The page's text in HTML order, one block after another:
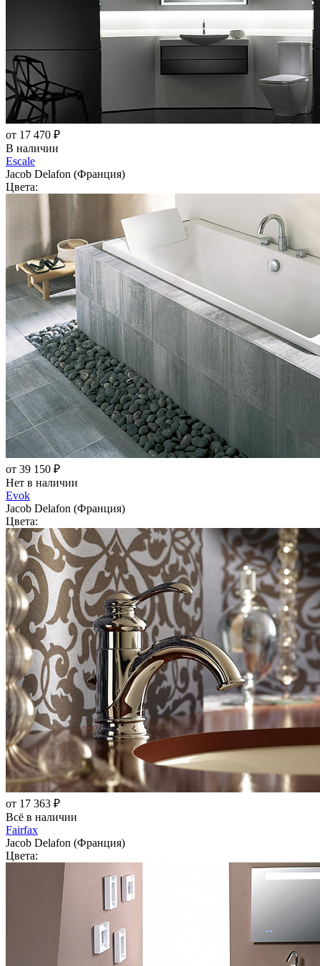
от 17 470 ₽
В наличии
Escale
Jacob Delafon (Франция)
Цвета:
от 39 150 ₽
Нет в наличии
Evok
Jacob Delafon (Франция)
Цвета:
от 17 363 ₽
Всё в наличии
Fairfax
Jacob Delafon (Франция)
Цвета: